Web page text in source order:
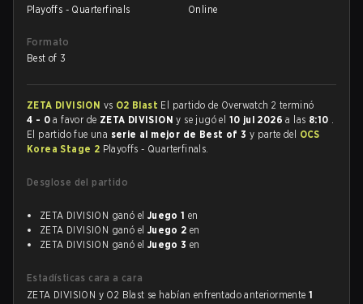
Playoffs - Quarterfinals
Online
Formato
Best of 3
ZETA DIVISION vs O2 Blast El partido de Overwatch 2 terminó
4 - 0 a favor de ZETA DIVISIONy se jugó el 10 jul 2026a las 8:10 .
El partido fue una serie al mejor de Best of 3 y parte del OCS
Korea Stage 2 Playoffs - Quarterfinals.
Desglose del partido
ZETA DIVISION ganó el Juego 1 en
ZETA DIVISION ganó el Juego 2 en
ZETA DIVISION ganó el Juego 3 en
Estadísticas cara a cara
ZETA DIVISION y O2 Blast se habían enfrentado anteriormente 1